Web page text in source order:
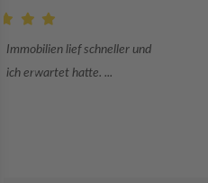
Danke an Carpaten Immobilien